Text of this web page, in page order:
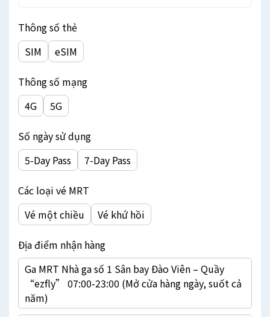
Thông số thẻ
SIM
eSIM
Thông số mạng
4G
5G
Số ngày sử dụng
5-Day Pass
7-Day Pass
Các loại vé MRT
Vé một chiều
Vé khứ hồi
Địa điểm nhận hàng
Ga MRT Nhà ga số 1 Sân bay Đào Viên – Quầy
“ezfly” 07:00-23:00 (Mở cửa hàng ngày, suốt cả
năm)